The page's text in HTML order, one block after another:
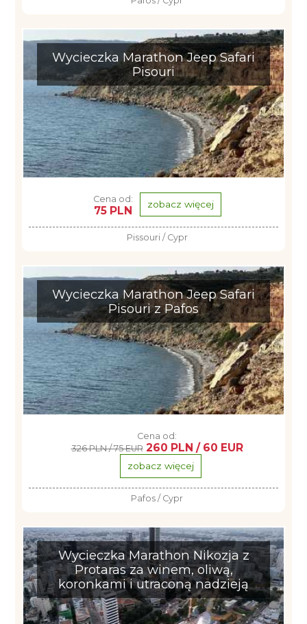
Wycieczka Marathon Jeep Safari
Pisouri
Cena od:
75 PLN zobacz więcej
Pissouri / Cypr
Wycieczka Marathon Jeep Safari
Pisouri z Pafos
Cena od:
326 PLN / 75 EUR 260 PLN / 60 EUR
zobacz więcej
Pafos / Cypr
Wycieczka Marathon Nikozja z
Protaras za winem, oliwą,
koronkami i utraconą nadzieją